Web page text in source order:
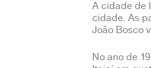
A cidade de
cidade. As
João Bosco
No ano de